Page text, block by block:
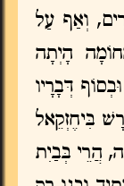
וְאַף עַל
הָיְתָה
דְּבָרָיו
בִּיחֶזְקֵאל
הֲרֵי בְּבַיִת